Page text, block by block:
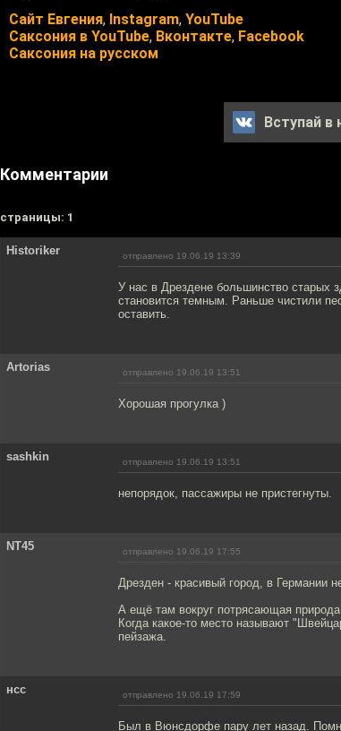
Сайт Евгения, Instagram, YouTube
Саксония в YouTube, Вконтакте, Facebook
Саксония на русском
Вступай в
Комментарии
cтраницы: 1
Historiker отправлено 19.06.19 13:39
У нас в Дрездене большинство старых
становится темным. Раньше чистили
оставить.
Artorias отправлено 19.06.19 13:51
Хорошая прогулка )
sashkin отправлено 19.06.19 13:51
непорядок, пассажиры не пристегнуты.
NT45 отправлено 19.06.19 17:55
Дрезден - красивый город, в Германии
А ещё там вокруг потрясающая
Когда какое-то место называют
пейзажа.
нсс отправлено 19.06.19 17:59
Был в Вюнсдорфе пару лет назад.